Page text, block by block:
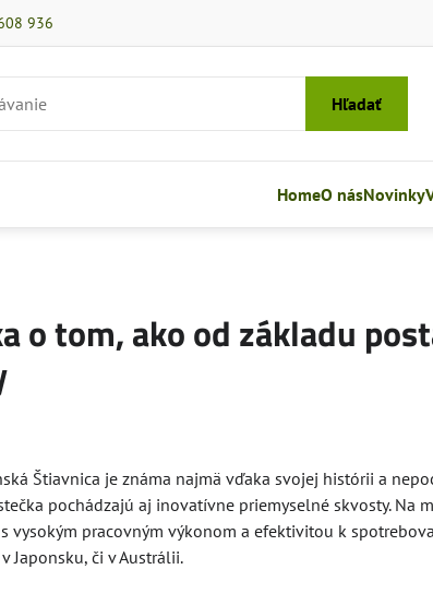
936
Hľadať
HomeO násNovinky
o tom, ako od základu
Štiavnica je známa najmä vďaka svojej histórii a
pochádzajú aj inovatívne priemyselné skvosty. Na
vysokým pracovným výkonom a efektivitou k
Japonsku, či v Austrálii.